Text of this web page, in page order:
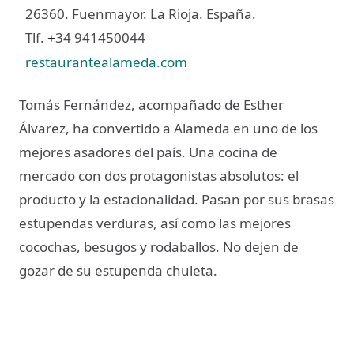
26360. Fuenmayor. La Rioja. España.
Tlf. +34 941450044
restaurantealameda.com
Tomás Fernández, acompañado de Esther
Álvarez, ha convertido a Alameda en uno de los
mejores asadores del país. Una cocina de
mercado con dos protagonistas absolutos: el
producto y la estacionalidad. Pasan por sus brasas
estupendas verduras, así como las mejores
cocochas, besugos y rodaballos. No dejen de
gozar de su estupenda chuleta.